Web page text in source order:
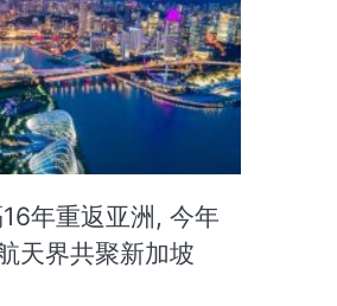
年重返亚洲, 今年
天界共聚新加坡